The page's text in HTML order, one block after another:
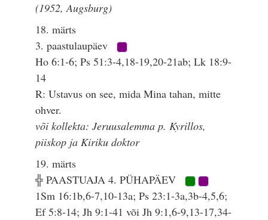
(1952, Augsburg)
18. märts
3. paastulaupäev
Ho 6:1-6; Ps 51:3-4,18-19,20-21ab; Lk 18:9-
14
R: Ustavus on see, mida Mina tahan, mitte
ohver.
või kollekta: Jeruusalemma p. Kyrillos,
piiskop ja Kiriku doktor
19. märts
╬ PAASTUAJA 4. PÜHAPÄEV
1Sm 16:1b,6-7,10-13a; Ps 23:1-3a,3b-4,5,6;
Ef 5:8-14; Jh 9:1-41 või Jh 9:1,6-9,13-17,34-